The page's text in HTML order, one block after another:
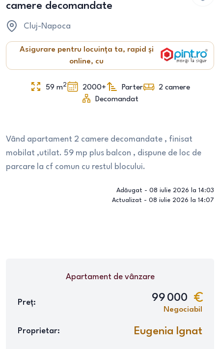
camere decomandate
Cluj-Napoca
Asigurare pentru locuința ta, rapid și
online, cu
59 m2 2000+ Parter 2 camere
Decomandat
Vând apartament 2 camere decomandate , finisat
mobilat ,utilat. 59 mp plus balcon , dispune de loc de
parcare la cf comun cu restul blocului.
Adăugat - 08 iulie 2026 la 14:03
Actualizat - 08 iulie 2026 la 14:07
Apartamentde vânzare
Preț: 99 000
Negociabil
Proprietar: Eugenia Ignat